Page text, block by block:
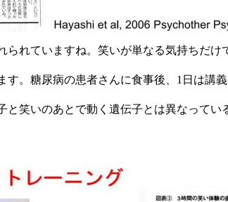
れていますね。笑いが単なる気持ちだ
。糖尿病の患者さんに食事後、1日は講
笑いのあとで動く遺伝子とは異なってい